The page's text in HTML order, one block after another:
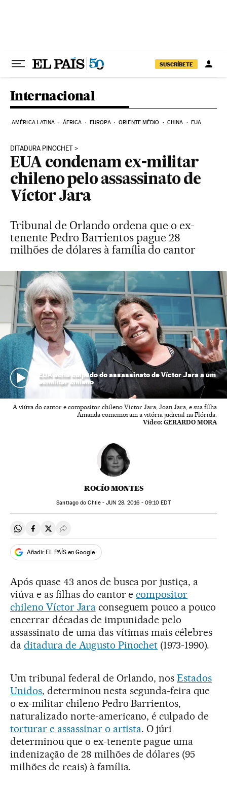
SUSCRÍBETE
Internacional
AMÉRICA LATINA ÁFRICA EUROPA ORIENTE MÉDIO CHINA EUA
DITADURA PINOCHET
EUA condenam ex-militar
chileno pelo assassinato de
Víctor Jara
Tribunal de Orlando ordena que o ex-
tenente Pedro Barrientos pague 28
milhões de dólares à família do cantor
EUA acha culpado do assassinato de Víctor Jara a um
exmilitar chileno
A viúva do cantor e compositor chileno Víctor Jara, Joan Jara, e sua filha
Amanda comemoram a vitória judicial na Flórida.
Vídeo: GERARDO MORA
ROCÍO MONTES
Santiago do Chile -JUN 28, 2016 - 09:10 EDT
Compartir en Whatsapp
Compartir en Facebook
Compartir en Twitter
Desplegar Redes Sociales
Añadir EL PAÍS en Google
Após quase 43 anos de busca por justiça, a
viúva e as filhas do cantor ecompositor
chileno Víctor Jaraconseguem pouco a pouco
encerrar décadas de impunidade pelo
assassinato de uma das vítimas mais célebres
da ditadura de Augusto Pinochet (1973-1990).
Um tribunal federal de Orlando, nosEstados
Unidos, determinou nesta segunda-feira que
o ex-militar chileno Pedro Barrientos,
naturalizado norte-americano, é culpado de
torturar e assassinar o artista. O júri
determinou que o ex-tenente pague uma
indenização de 28 milhões de dólares (95
milhões de reais) à família.